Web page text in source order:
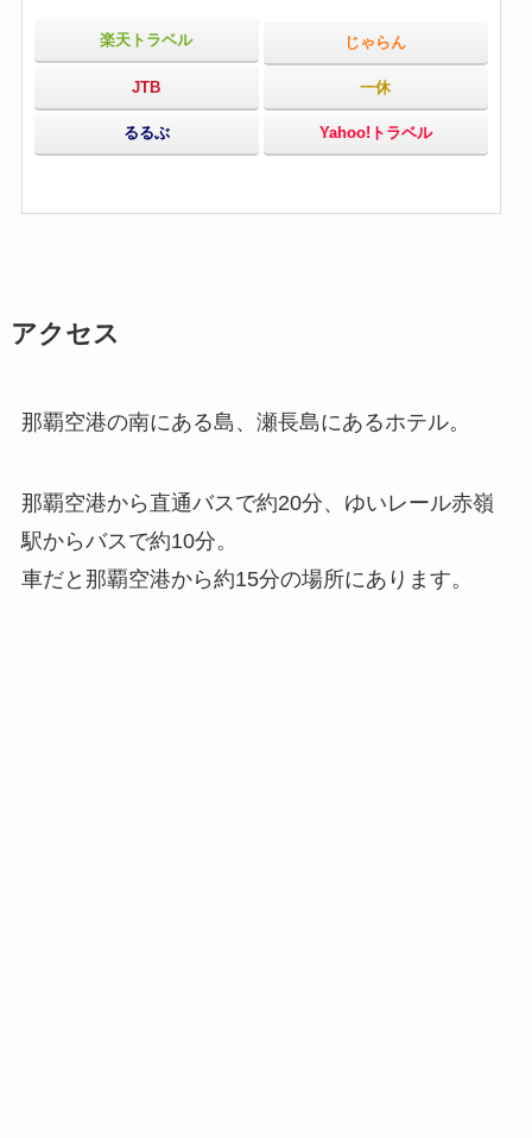
楽天トラベル じゃらん
JTB 一休
るるぶ Yahoo!トラベル
アクセス
那覇空港の南にある島、瀬長島にあるホテル。
那覇空港から直通バスで約20分、ゆいレール赤嶺
駅からバスで約10分。
車だと那覇空港から約15分の場所にあります。